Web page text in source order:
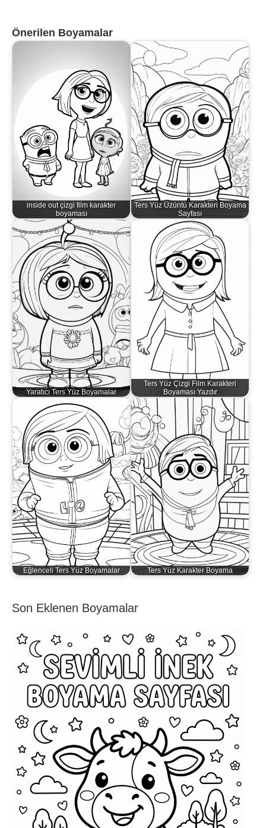
Önerilen Boyamalar
inside out çizgi film karakter
boyaması
Ters Yüz Üzüntü Karakteri Boyama
Sayfası
Yaratıcı Ters Yüz Boyamalar
Ters Yüz Çizgi Film Karakteri
Boyaması Yazdır
Eğlenceli Ters Yüz Boyamalar Ters Yüz Karakter Boyama
Son Eklenen Boyamalar